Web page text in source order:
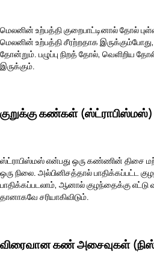
மெலனின் உற்பத்தி குறைபாட்டினால் தோல்
மெலனின் உற்பத்தி சீரற்றதாக
தோன்றும். பழுப்பு நிறத் தோல், வெளிறிய
இருக்கும்.
குறுக்கு கண்கள் (ஸ்ட்ராபிஸ்மஸ்)
ஸ்ட்ராபிஸ்மஸ் என்பது ஒரு கண்ணின் திசை
ஒரு நிலை. அல்பினிசத்தால் பாதிக்கப்பட்ட
பாதிக்கப்படலாம், ஆனால் குழந்தைக்கு
தானாகவே சரியாகிவிடும்.
விரைவான கண் அசைவுகள்